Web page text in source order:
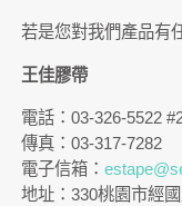
若是您對我們產品有
王佳膠帶
電話：03-326-5522
傳真：03-317-7282
電子信箱：
地址：330桃園市經